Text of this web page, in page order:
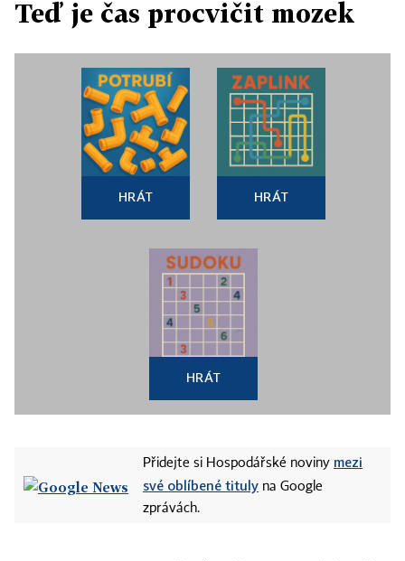
Teď je čas procvičit mozek
HRÁT HRÁT
HRÁT
Přidejte si Hospodářské noviny mezi
své oblíbené tituly na Google
zprávách.